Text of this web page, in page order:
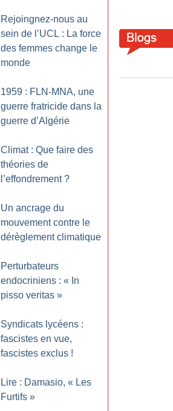
Rejoingnez-nous au
sein de l’UCL : La force
des femmes change le
monde
1959 : FLN-MNA, une
guerre fratricide dans la
guerre d’Algérie
Climat : Que faire des
théories de
l’effondrement ?
Un ancrage du
mouvement contre le
dérèglement climatique
Perturbateurs
endocriniens : « In
pisso veritas »
Syndicats lycéens :
fascistes en vue,
fascistes exclus !
Lire : Damasio, « Les
Furtifs »